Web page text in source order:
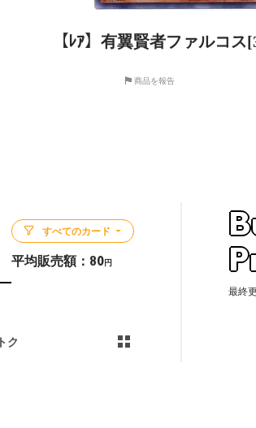
【ﾚｱ】有翼賢者ファルコス
商品を報告
すべてのカード
平均販売額： 80円
ク
最終